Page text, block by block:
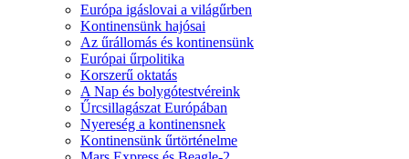
Európa igáslovai a világűrben
Kontinensünk hajósai
Az űrállomás és kontinensünk
Európai űrpolitika
Korszerű oktatás
A Nap és bolygótestvéreink
Űrcsillagászat Európában
Nyereség a kontinensnek
Kontinensünk űrtörténelme